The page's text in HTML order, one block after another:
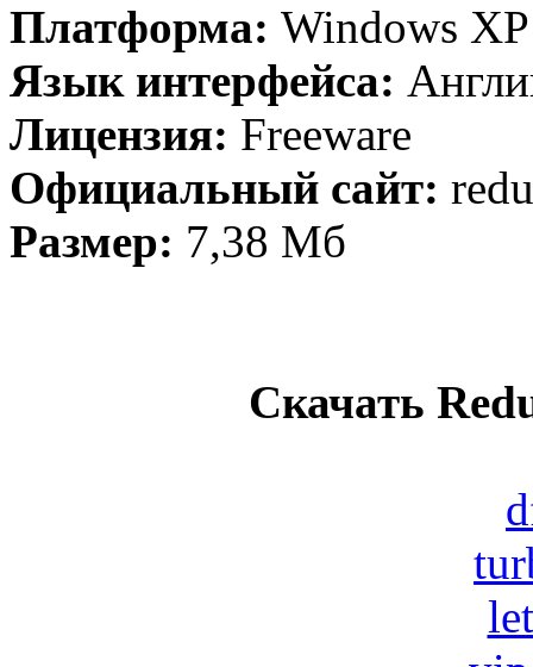
Платформа: Windows
Язык интерфейса:
Лицензия: Freeware
Официальный сайт:
Размер: 7,38 Мб
Скачать